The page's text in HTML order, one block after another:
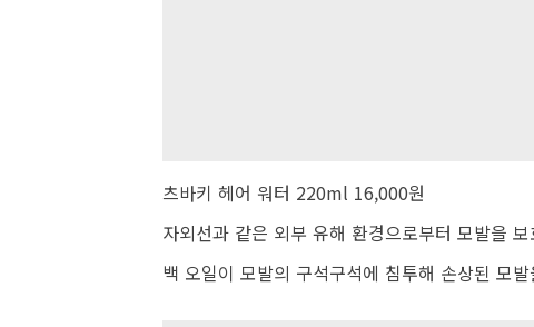
츠바키 헤어 워터 220ml 16,000원
자외선과 같은 외부 유해 환경으로부터 모발을
백 오일이 모발의 구석구석에 침투해 손상된 모